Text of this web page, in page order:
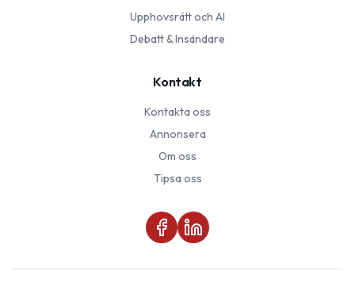
Upphovsrätt och AI
Debatt & Insändare
Kontakt
Kontakta oss
Annonsera
Om oss
Tipsa oss